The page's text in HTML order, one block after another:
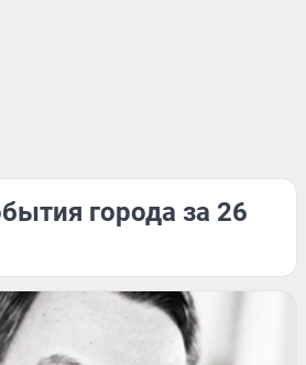
города за 26